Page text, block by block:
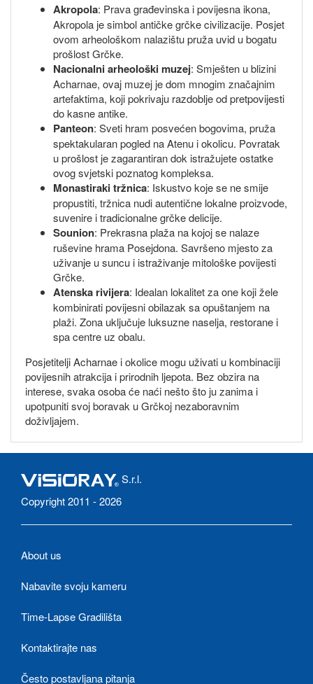
Akropola: Prava građevinska i povijesna ikona,
Akropola je simbol antičke grčke civilizacije. Posjet
ovom arheološkom nalazištu pruža uvid u bogatu
prošlost Grčke.
Nacionalni arheološki muzej: Smješten u blizini
Acharnae, ovaj muzej je dom mnogim značajnim
artefaktima, koji pokrivaju razdoblje od pretpovijesti
do kasne antike.
Panteon: Sveti hram posvećen bogovima, pruža
spektakularan pogled na Atenu i okolicu. Povratak
u prošlost je zagarantiran dok istražujete ostatke
ovog svjetski poznatog kompleksa.
Monastiraki tržnica: Iskustvo koje se ne smije
propustiti, tržnica nudi autentične lokalne proizvode,
suvenire i tradicionalne grčke delicije.
Sounion: Prekrasna plaža na kojoj se nalaze
ruševine hrama Posejdona. Savršeno mjesto za
uživanje u suncu i istraživanje mitološke povijesti
Grčke.
Atenska rivijera: Idealan lokalitet za one koji žele
kombinirati povijesni obilazak sa opuštanjem na
plaži. Zona uključuje luksuzne naselja, restorane i
spa centre uz obalu.
Posjetitelji Acharnae i okolice mogu uživati u kombinaciji
povijesnih atrakcija i prirodnih ljepota. Bez obzira na
interese, svaka osoba će naći nešto što ju zanima i
upotpuniti svoj boravak u Grčkoj nezaboravnim
doživljajem.
S.r.l.
Copyright 2011 - 2026
About us
Nabavite svoju kameru
Time-Lapse Gradilišta
Kontaktirajte nas
Često postavljana pitanja